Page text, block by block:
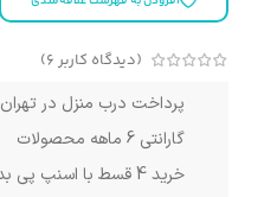
(دیدگاه کاربر 6
)
پرداخت درب منزل در تهران
گارانتی 6 ماهه محصولات
خرید 4 قسط با اسنپ پی بدون سود